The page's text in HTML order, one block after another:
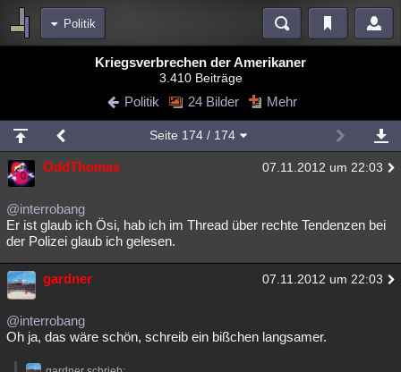
Politik
Blogs Videos
Chat Wiki Neuigkeiten
meine Rubriken
Menschen Wissenschaft Mystery Kriminalfälle
Spiritualität
Natur Umfragen Unterhaltung
weitere Rubriken
Philosophie
Astronomie Helpdesk Gruppen Gaming
Musik Clash
Kriegsverbrechen der Amerikaner
3.410 Beiträge
Politik 24 Bilder Mehr
Seite 174/ 174
OddThomas 07.11.2012 um 22:03
@interrobang
Er ist glaub ich Ösi, hab ich im Thread über rechte Tendenzen bei
der Polizei glaub ich gelesen.
gardner 07.11.2012 um 22:03
@interrobang
Oh ja, das wäre schön, schreib ein bißchen langsamer.